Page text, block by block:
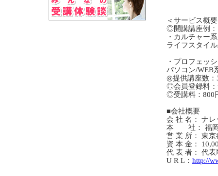
＜サービス概
◎開講講座例：
・カルチャー系
ライフスタイ
・プロフェッ
パソコン/WEB
◎提供講座数：
◎会員登録料
◎受講料：800
■会社概要
会 社 名： ナ
本 社： 福岡
営 業 所： 東
資 本 金：
代 表 者： 代
U R L： http://